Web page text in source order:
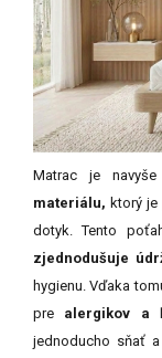
Matrac je navyše
materiálu, ktorý je
dotyk. Tento
zjednodušuje
hygienu. Vďaka
pre alergikov a
jednoducho sňať